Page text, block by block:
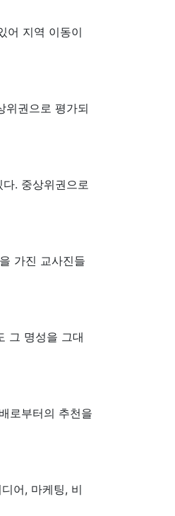
어 지역 이동이
위권으로 평가되
. 중상위권으로
가진 교사진들
그 명성을 그대
로부터의 추천을
어, 마케팅, 비